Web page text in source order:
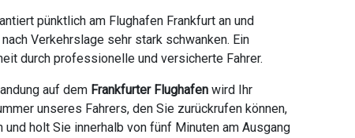
pünktlich am Flughafen Frankfurt an und
Verkehrslage sehr stark schwanken. Ein
durch professionelle und versicherte Fahrer.
auf dem Frankfurter Flughafen wird Ihr
unseres Fahrers, den Sie zurückrufen können,
holt Sie innerhalb von fünf Minuten am Ausgang